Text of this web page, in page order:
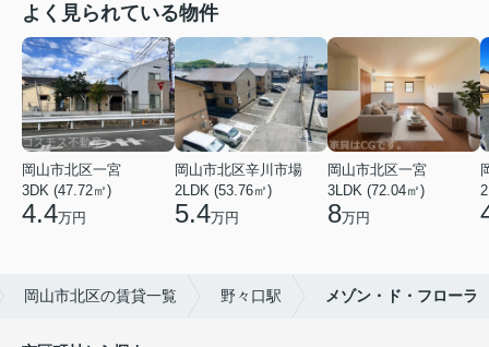
よく見られている物件
岡山市北区一宮
3DK (47.72㎡)
4.4万円
岡山市北区辛川市場
2LDK (53.76㎡)
5.4万円
岡山市北区一宮
3LDK (72.04㎡)
8万円
岡山市北区の賃貸一覧 野々口駅 メゾン・ド・フローラ